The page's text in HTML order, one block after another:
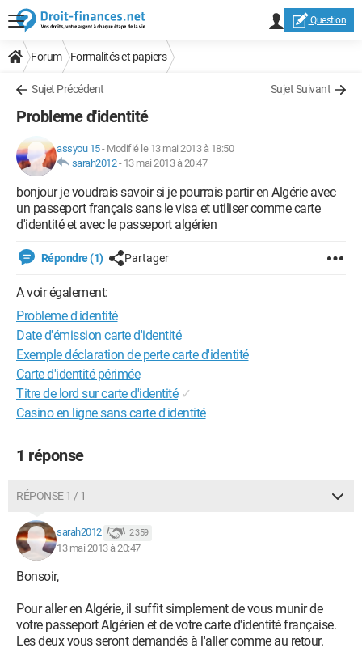
Question
Forum Formalités et papiers
Sujet Précédent Sujet Suivant
Probleme d'identité
assyou 15- Modifié le 13 mai 2013 à 18:50
sarah2012- 13 mai 2013 à 20:47
bonjour je voudrais savoir si je pourrais partir en Algérie avec
un passeport français sans le visa et utiliser comme carte
d'identité et avec le passeport algérien
Répondre (1) Partager
A voir également:
Probleme d'identité
Date d'émission carte d'identité
Exemple déclaration de perte carte d'identité
Carte d'identité périmée
Titre de lord sur carte d'identité ✓
Casino en ligne sans carte d'identité
1 réponse
RÉPONSE 1 / 1
sarah2012 2 359
13 mai 2013 à 20:47
Bonsoir,
Pour aller en Algérie, il suffit simplement de vous munir de
votre passeport Algérien et de votre carte d'identité française.
Les deux vous seront demandés à l'aller comme au retour.